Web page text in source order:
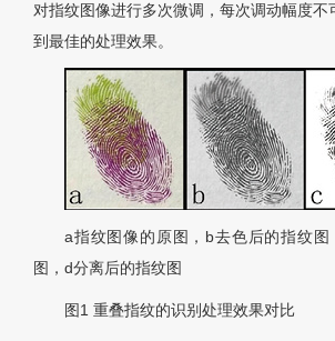
对指纹图像进行多次微调，每次调动幅度不
到最佳的处理效果。
a指纹图像的原图，b去色后的指纹图
图，d分离后的指纹图
图1 重叠指纹的识别处理效果对比